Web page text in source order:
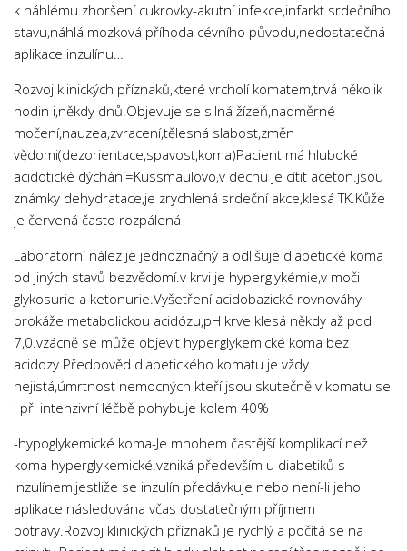
k náhlému zhoršení cukrovky-akutní infekce,infarkt srdečního
stavu,náhlá mozková příhoda cévního původu,nedostatečná
aplikace inzulínu…
Rozvoj klinických příznaků,které vrcholí komatem,trvá několik
hodin i,někdy dnů.Objevuje se silná žízeň,nadměrné
močení,nauzea,zvracení,tělesná slabost,změn
vědomi(dezorientace,spavost,koma)Pacient má hluboké
acidotické dýchání=Kussmaulovo,v dechu je cítit aceton.jsou
známky dehydratace,je zrychlená srdeční akce,klesá TK.Kůže
je červená často rozpálená
Laboratorní nález je jednoznačný a odlišuje diabetické koma
od jiných stavů bezvědomí.v krvi je hyperglykémie,v moči
glykosurie a ketonurie.Vyšetření acidobazické rovnováhy
prokáže metabolickou acidózu,pH krve klesá někdy až pod
7,0.vzácně se může objevit hyperglykemické koma bez
acidozy.Předpověd diabetického komatu je vždy
nejistá,úmrtnost nemocných kteří jsou skutečně v komatu se
i při intenzivní léčbě pohybuje kolem 40%
-hypoglykemické koma-Je mnohem častější komplikací než
koma hyperglykemické.vzniká především u diabetiků s
inzulínem,jestliže se inzulín předávkuje nebo není-li jeho
aplikace následována včas dostatečným příjmem
potravy.Rozvoj klinických příznaků je rychlý a počítá se na